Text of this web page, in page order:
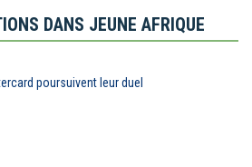
DANS JEUNE AFRIQUE
poursuivent leur duel